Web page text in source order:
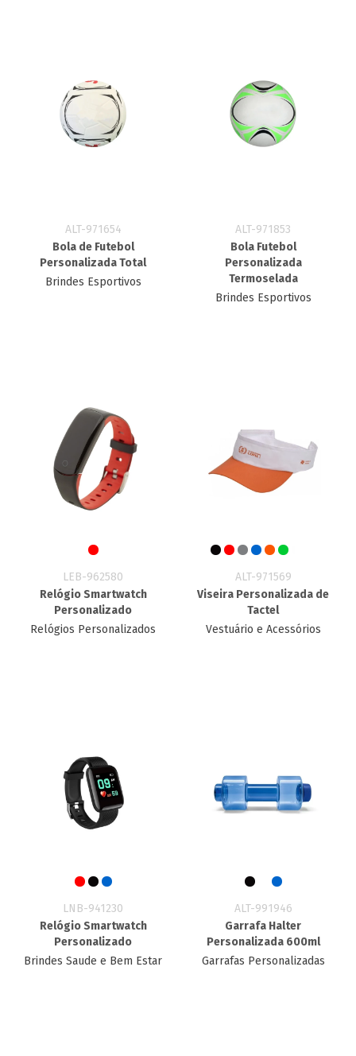
ALT-971654
Bola de Futebol
Personalizada Total
Brindes Esportivos
ALT-971853
Bola Futebol
Personalizada​
Termoselada
Brindes Esportivos
LEB-962580
Relógio Smartwatch
Personalizado
Relógios Personalizados
ALT-971569
Viseira Personalizada de
Tactel
Vestuário e Acessórios
LNB-941230
Relógio Smartwatch
Personalizado
Brindes Saude e Bem Estar
ALT-991946
Garrafa Halter
Personalizada 600ml
Garrafas Personalizadas